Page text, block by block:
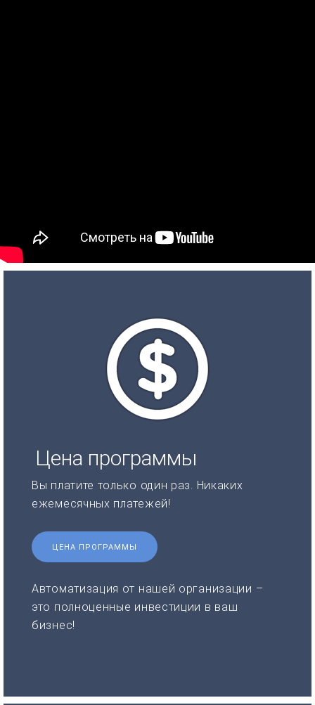
Цена программы
Вы платите только один раз. Никаких
ежемесячных платежей!
ЦЕНА ПРОГРАММЫ
Автоматизация от нашей организации –
это полноценные инвестиции в ваш
бизнес!